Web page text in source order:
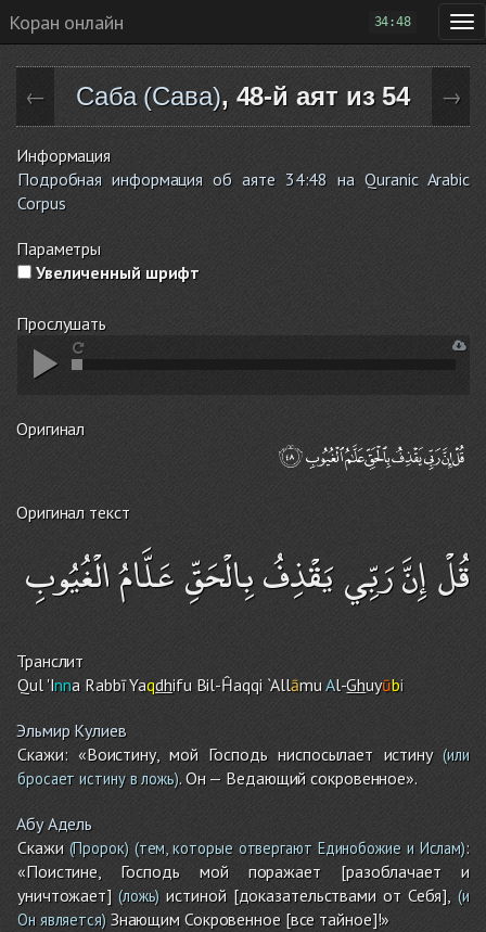
Коран онлайн 34:48
← Саба (Сава), 48-й аят из 54 →
Информация
Подробная информация об аяте 34:48 на Quranic Arabic
Corpus
Параметры
Увеличенный шрифт
Прослушать
Оригинал
Оригинал текст
قُلْ إِنَّ رَبِّي يَقْذِفُ بِالْحَقِّ عَلَّامُ الْغُيُوبِ
Транслит
Qul 'Inna Rabbī Yaqdhifu Bil-Ĥaqqi `AllāmuAl-Ghuyūbi
Эльмир Кулиев
Скажи: «Воистину, мой Господь ниспосылает истину(или
бросает истину в ложь). Он — Ведающий сокровенное».
Абу Адель
Скажи(Пророк)(тем, которые отвергают Единобожие и Ислам):
«Поистине, Господь мой поражает [разоблачает и
уничтожает](ложь) истиной [доказательствами от Себя], (и
Он является)Знающим Сокровенное [все тайное]!»